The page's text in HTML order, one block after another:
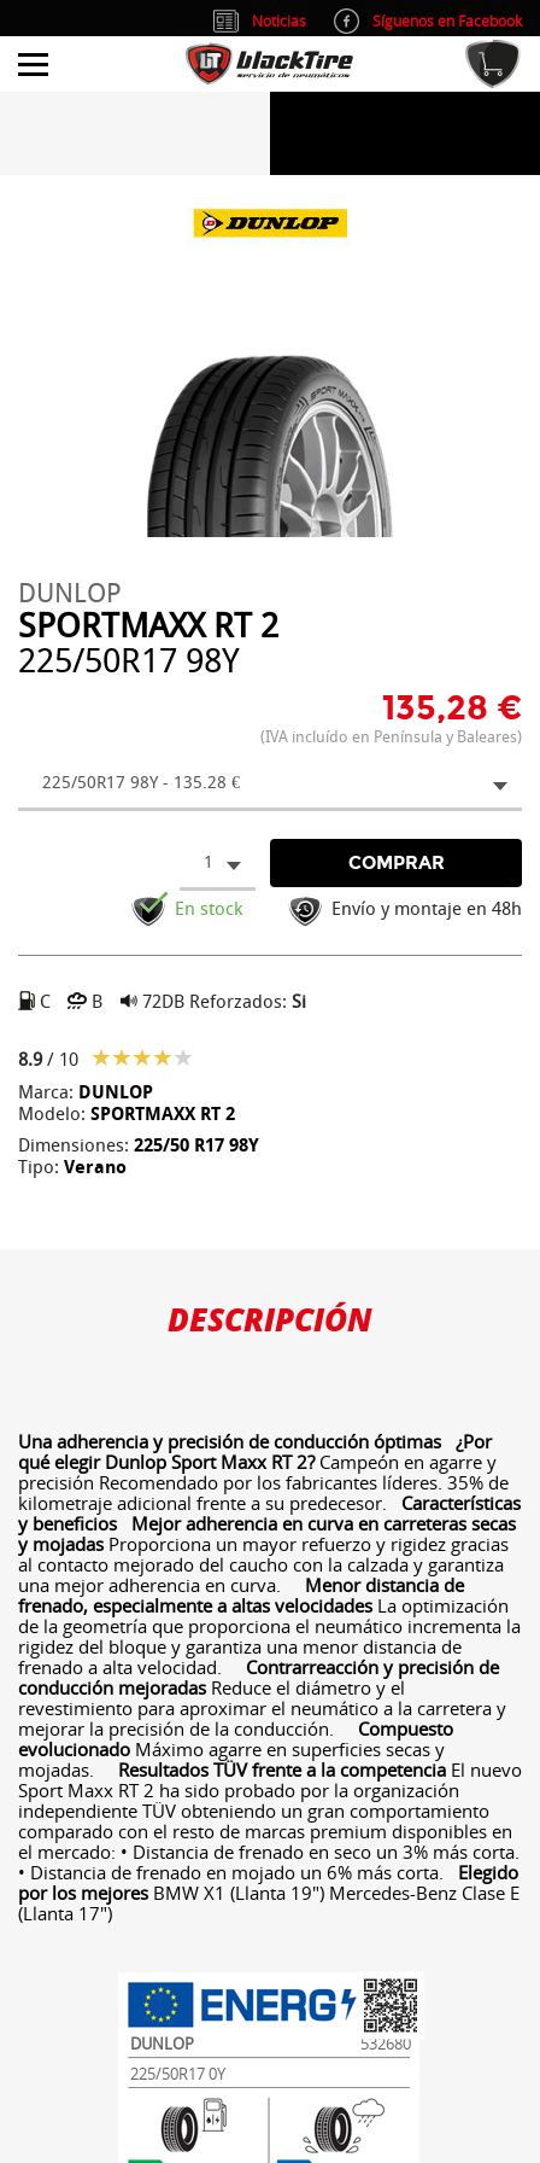
DUNLOP
SPORTMAXX RT 2
225/50R17 98Y
135,28 €
(IVA incluído en Península y Baleares)
225/50R17 98Y - 135.28 €
1 COMPRAR
En stock Envío y montaje en 48h
C B 72DB Reforzados: Si
8.9/ 10
Marca: DUNLOP
Modelo: SPORTMAXX RT 2
Dimensiones: 225/50 R17 98Y
Tipo: Verano
DESCRIPCIÓN
Una adherencia y precisión de conducción óptimas ¿Por
qué elegir Dunlop Sport Maxx RT 2?Campeón en agarre y
precisión Recomendado por los fabricantes líderes. 35% de
kilometraje adicional frente a su predecesor. Características
y beneficios
Mejor adherencia en curva en carreteras secas
y mojadas Proporciona un mayor refuerzo y rigidez gracias
al contacto mejorado del caucho con la calzada y garantiza
una mejor adherencia en curva. Menor distancia de
frenado, especialmente a altas velocidades La optimización
de la geometría que proporciona el neumático incrementa la
rigidez del bloque y garantiza una menor distancia de
frenado a alta velocidad. Contrarreacción y precisión de
conducción mejoradas Reduce el diámetro y el
revestimiento para aproximar el neumático a la carretera y
mejorar la precisión de la conducción. Compuesto
evolucionado Máximo agarre en superficies secas y
mojadas. Resultados TÜV frente a la competencia El nuevo
Sport Maxx RT 2 ha sido probado por la organización
independiente TÜV obteniendo un gran comportamiento
comparado con el resto de marcas premium disponibles en
el mercado: • Distancia de frenado en seco un 3% más corta.
• Distancia de frenado en mojado un 6% más corta. Elegido
por los mejores BMW X1 (Llanta 19") Mercedes-Benz Clase E
(Llanta 17")
DUNLOP
532680
225/50R17 0Y
Noticias
Síguenos en Facebook
info@blacktire.es
Atención al cliente: L/V 9:00-14:00 y 15:00-19:00